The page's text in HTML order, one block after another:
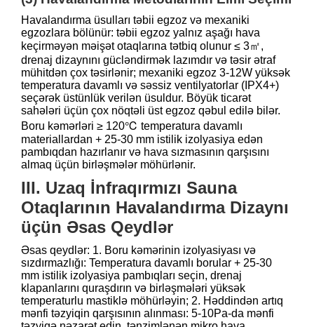
Havalandırma üsulları təbii egzoz və mexaniki
egzozlara bölünür: təbii egzoz yalnız aşağı hava
keçirməyən məişət otaqlarına tətbiq olunur ≤ 3㎡,
drenaj dizaynını gücləndirmək lazımdır və təsir ətraf
mühitdən çox təsirlənir; mexaniki egzoz 3-12W yüksək
temperatura davamlı və səssiz ventilyatorlar (IPX4+)
seçərək üstünlük verilən üsuldur. Böyük ticarət
sahələri üçün çox nöqtəli üst egzoz qəbul edilə bilər.
Boru kəmərləri ≥ 120℃ temperatura davamlı
materiallardan + 25-30 mm istilik izolyasiya edən
pambıqdan hazırlanır və hava sızmasının qarşısını
almaq üçün birləşmələr möhürlənir.
III. Uzaq İnfraqırmızı Sauna
Otaqlarının Havalandırma Dizaynı
üçün Əsas Qeydlər
Əsas qeydlər: 1. Boru kəmərinin izolyasiyası və
sızdırmazlığı: Temperatura davamlı borular + 25-30
mm istilik izolyasiya pambıqları seçin, drenaj
klapanlarını quraşdırın və birləşmələri yüksək
temperaturlu mastiklə möhürləyin; 2. Həddindən artıq
mənfi təzyiqin qarşısının alınması: 5-10Pa-da mənfi